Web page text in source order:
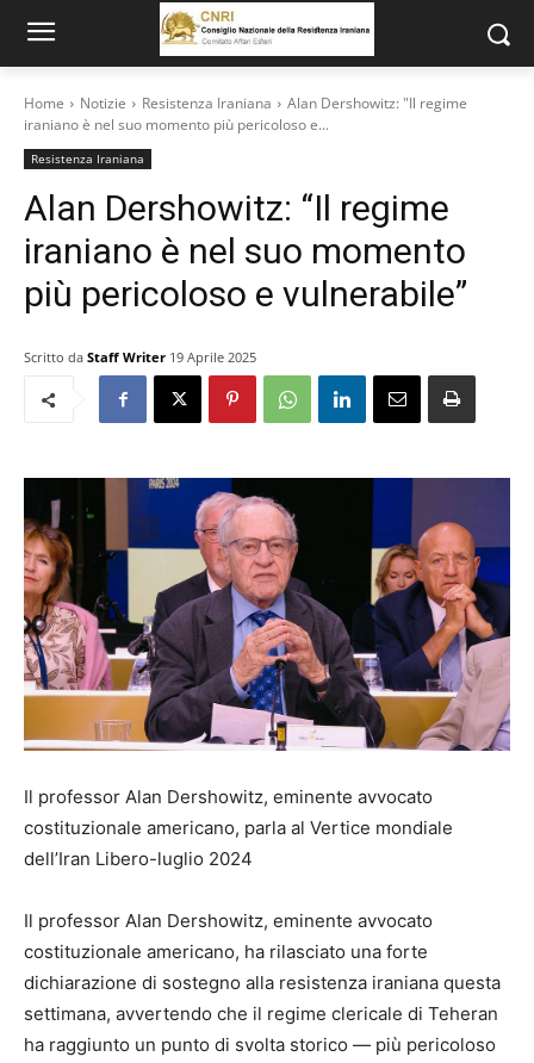
Home Notizie Resistenza Iraniana
Alan Dershowitz: "Il regime
iraniano è nel suo momento più pericoloso e...
Resistenza Iraniana
Alan Dershowitz: “Il regime
iraniano è nel suo momento
più pericoloso e vulnerabile”
Scritto da Staff Writer 19 Aprile 2025
Il professor Alan Dershowitz, eminente avvocato
costituzionale americano, parla al Vertice mondiale
dell’Iran Libero-luglio 2024
Il professor Alan Dershowitz, eminente avvocato
costituzionale americano, ha rilasciato una forte
dichiarazione di sostegno alla resistenza iraniana questa
settimana, avvertendo che il regime clericale di Teheran
ha raggiunto un punto di svolta storico — più pericoloso